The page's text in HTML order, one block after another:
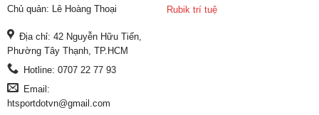
Chủ quản: Lê Hoàng Thoại
Địa chỉ: 42 Nguyễn Hữu Tiến,
Phường Tây Thạnh, TP.HCM
Hotline: 0707 22 77 93
Email:
htsportdotvn@gmail.com
Rubik trí tuệ